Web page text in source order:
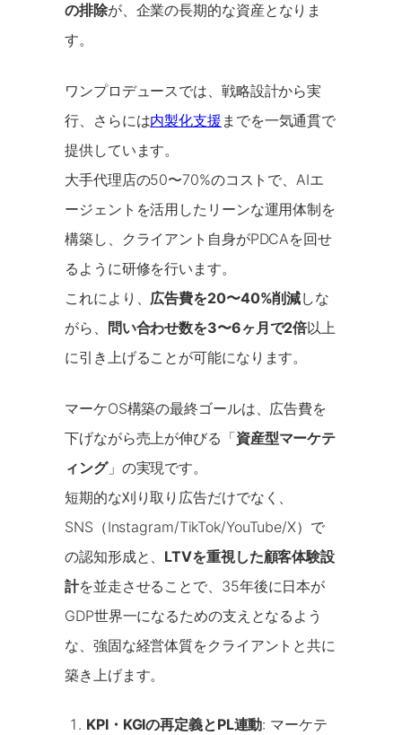
の排除が、企業の長期的な資産となりま
す。
ワンプロデュースでは、戦略設計から実
行、さらには内製化支援 までを一気通貫で
提供しています。
大手代理店の50〜70%のコストで、AIエ
ージェントを活用したリーンな運用体制を
構築し、クライアント自身がPDCAを回せ
るように研修を行います。
これにより、 広告費を20〜40%削減しな
がら、
問い合わせ数を3〜6ヶ月で2倍以上
に引き上げることが可能になります。
マーケOS構築の最終ゴールは、広告費を
下げながら売上が伸びる「資産型マーケテ
ィング」の実現です。
短期的な刈り取り広告だけでなく、
SNS（Instagram/TikTok/YouTube/X）で
の認知形成と、 LTVを重視した顧客体験設
計を並走させることで、35年後に日本が
GDP世界一になるための支えとなるよう
な、強固な経営体質をクライアントと共に
築き上げます。
KPI・KGIの再定義とPL連動: マーケテ